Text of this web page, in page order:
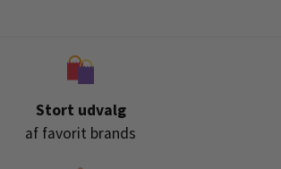
Stort udvalg
af favorit brands